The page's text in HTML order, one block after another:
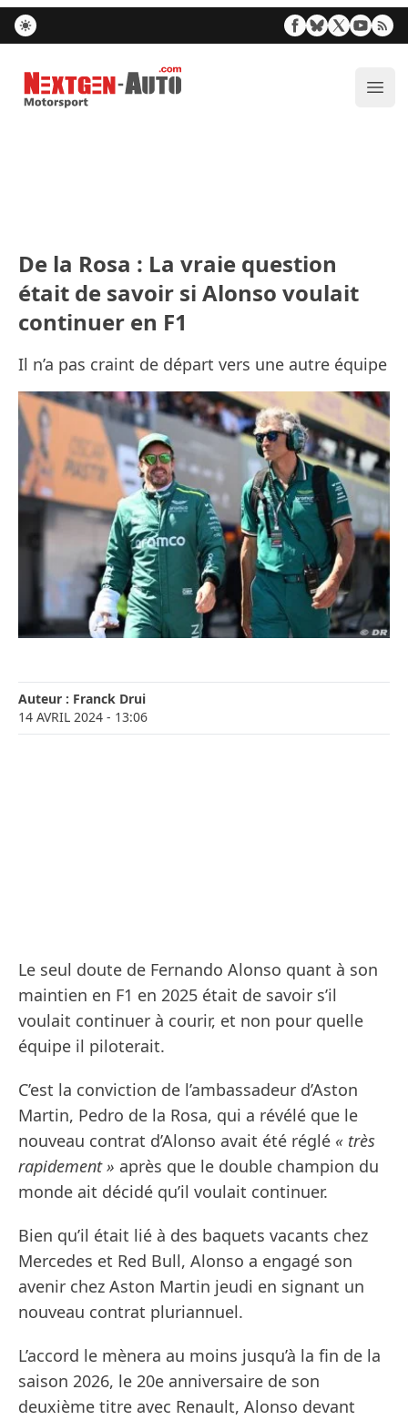
Nextgen-Auto.com
De la Rosa : La vraie question
était de savoir si Alonso voulait
continuer en F1
Il n’a pas craint de départ vers une autre équipe
Auteur : Franck Drui
14 AVRIL 2024 - 13:06
Le seul doute de Fernando Alonso quant à son
maintien en F1 en 2025 était de savoir s’il
voulait continuer à courir, et non pour quelle
équipe il piloterait.
C’est la conviction de l’ambassadeur d’Aston
Martin, Pedro de la Rosa, qui a révélé que le
nouveau contrat d’Alonso avait été réglé « très
rapidement » après que le double champion du
monde ait décidé qu’il voulait continuer.
Bien qu’il était lié à des baquets vacants chez
Mercedes et Red Bull, Alonso a engagé son
avenir chez Aston Martin jeudi en signant un
nouveau contrat pluriannuel.
L’accord le mènera au moins jusqu’à la fin de la
saison 2026, le 20e anniversaire de son
deuxième titre avec Renault, Alonso devant